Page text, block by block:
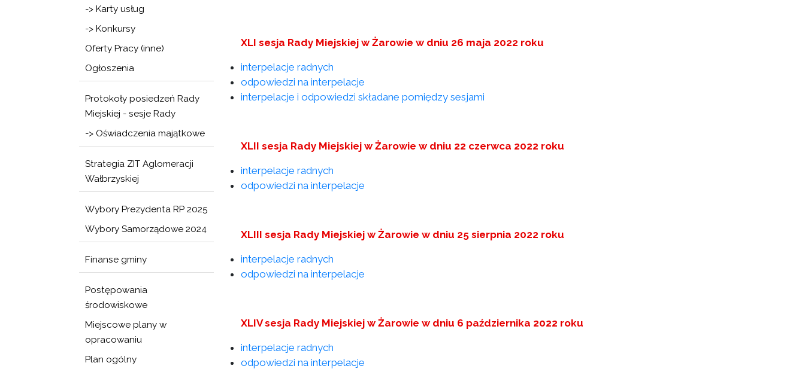
-> Karty usług
-> Konkursy
Oferty Pracy (inne)
Ogłoszenia
Protokoły posiedzeń Rady
Miejskiej - sesje Rady
-> Oświadczenia majątkowe
Strategia ZIT Aglomeracji
Wałbrzyskiej
Wybory Prezydenta RP 2025
Wybory Samorządowe 2024
Finanse gminy
Postępowania
środowiskowe
Miejscowe plany w
opracowaniu
Plan ogólny
XLI sesja Rady Miejskiej w Żarowie w dniu 26 maja 2022 roku
interpelacje radnych
odpowiedzi na interpelacje
interpelacje i odpowiedzi składane pomiędzy sesjami
XLII sesja Rady Miejskiej w Żarowie w dniu 22 czerwca 2022 roku
interpelacje radnych
odpowiedzi na interpelacje
XLIII sesja Rady Miejskiej w Żarowie w dniu 25 sierpnia 2022 roku
interpelacje radnych
odpowiedzi na interpelacje
XLIV sesja Rady Miejskiej w Żarowie w dniu 6 października 2022 roku
interpelacje radnych
odpowiedzi na interpelacje